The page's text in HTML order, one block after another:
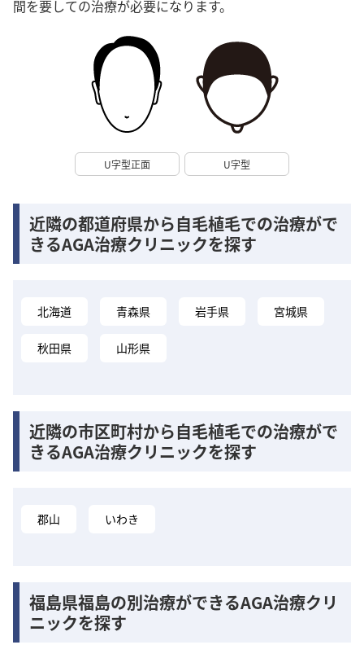
間を要しての治療が必要になります。
U字型正面 U字型
近隣の都道府県から自毛植毛での治療がで
きるAGA治療クリニックを探す
北海道 青森県 岩手県 宮城県
秋田県 山形県
近隣の市区町村から自毛植毛での治療がで
きるAGA治療クリニックを探す
郡山 いわき
福島県福島の別治療ができるAGA治療クリ
ニックを探す